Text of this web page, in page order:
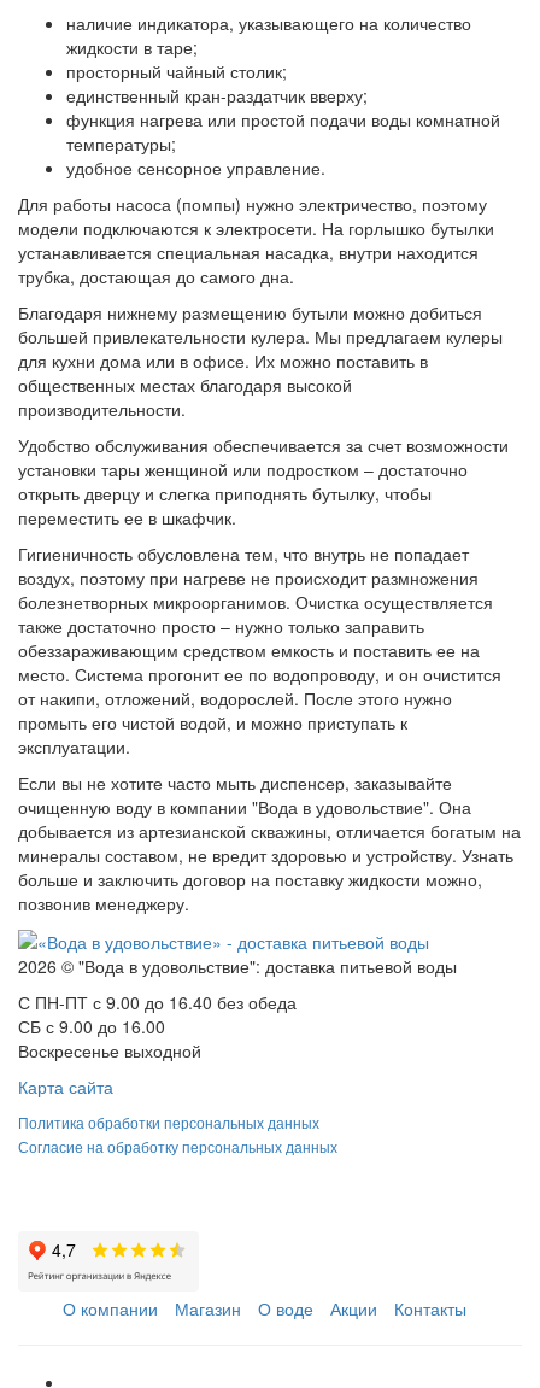
наличие индикатора, указывающего на количество
жидкости в таре;
просторный чайный столик;
единственный кран-раздатчик вверху;
функция нагрева или простой подачи воды комнатной
температуры;
удобное сенсорное управление.
Для работы насоса (помпы) нужно электричество, поэтому
модели подключаются к электросети. На горлышко бутылки
устанавливается специальная насадка, внутри находится
трубка, достающая до самого дна.
Благодаря нижнему размещению бутыли можно добиться
большей привлекательности кулера. Мы предлагаем кулеры
для кухни дома или в офисе. Их можно поставить в
общественных местах благодаря высокой
производительности.
Удобство обслуживания обеспечивается за счет возможности
установки тары женщиной или подростком – достаточно
открыть дверцу и слегка приподнять бутылку, чтобы
переместить ее в шкафчик.
Гигиеничность обусловлена тем, что внутрь не попадает
воздух, поэтому при нагреве не происходит размножения
болезнетворных микроорганимов. Очистка осуществляется
также достаточно просто – нужно только заправить
обеззараживающим средством емкость и поставить ее на
место. Система прогонит ее по водопроводу, и он очистится
от накипи, отложений, водорослей. После этого нужно
промыть его чистой водой, и можно приступать к
эксплуатации.
Если вы не хотите часто мыть диспенсер, заказывайте
очищенную воду в компании "Вода в удовольствие". Она
добывается из артезианской скважины, отличается богатым на
минералы составом, не вредит здоровью и устройству. Узнать
больше и заключить договор на поставку жидкости можно,
позвонив менеджеру.
2026 © "Вода в удовольствие": доставка питьевой воды
С ПН-ПТ с 9.00 до 16.40 без обеда
СБ с 9.00 до 16.00
Воскресенье выходной
Карта сайта
Политика обработки персональных данных
Согласие на обработку персональных данных
О компании Магазин О воде Акции Контакты